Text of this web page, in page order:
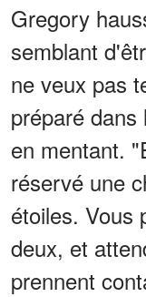
Gregory
semblant
ne veux pas
préparé
en mentant.
réservé une
étoiles. Vous
deux, et
prennent